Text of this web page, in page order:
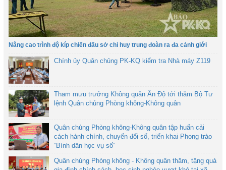
Nâng cao trình độ kíp chiến đấu sở chỉ huy trung đoàn ra đa cảnh giới
Chính ủy Quân chủng PK-KQ kiểm tra Nhà máy Z119
Tham mưu trưởng Không quân Ấn Độ tới thăm Bộ Tư
lệnh Quân chủng Phòng không-Không quân
Quân chủng Phòng không-Không quân tập huấn cải
cách hành chính, chuyển đổi số, triển khai Phong trào
“Bình dân học vụ số”
Quân chủng Phòng không - Không quân thăm, tặng quà